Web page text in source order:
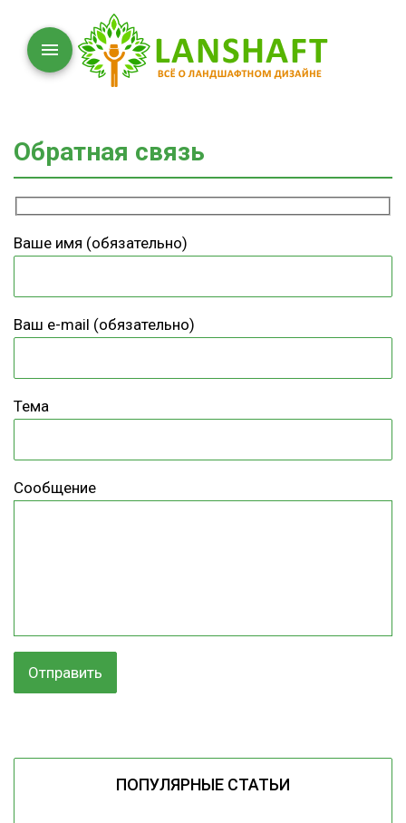
Обратная связь
Ваше имя (обязательно)
Ваш e-mail (обязательно)
Тема
Сообщение
ПОПУЛЯРНЫЕ СТАТЬИ